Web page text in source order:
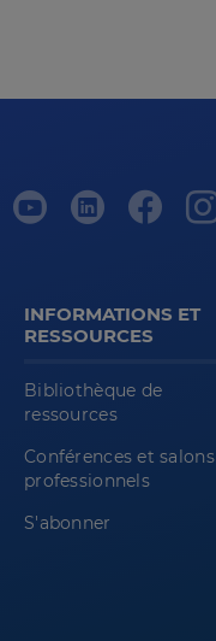
INFORMATIONS ET
RESSOURCES
Bibliothèque de
ressources
Conférences et salons
professionnels
S'abonner